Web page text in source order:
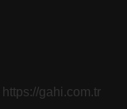
https://gahi.com.tr